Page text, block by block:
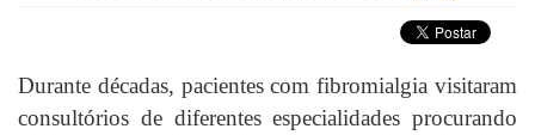
Durante décadas, pacientes com fibromialgia visitaram
consultórios de diferentes especialidades procurando